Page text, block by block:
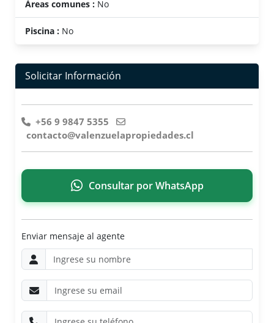
Áreas comunes : No
Piscina : No
Solicitar Información
+56 9 9847 5355
contacto@valenzuelapropiedades.cl
Consultar por WhatsApp
Enviar mensaje al agente